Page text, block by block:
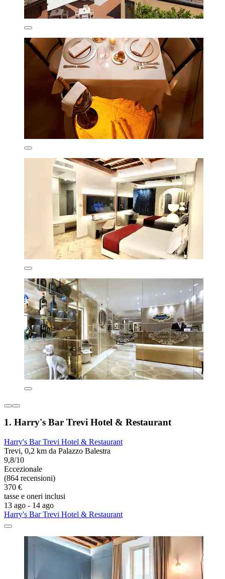
1. Harry's Bar Trevi Hotel & Restaurant
Harry's Bar Trevi Hotel & Restaurant
Trevi, 0,2 km da Palazzo Balestra
9,8/10
Eccezionale
(864 recensioni)
370 €
tasse e oneri inclusi
13 ago - 14 ago
Harry's Bar Trevi Hotel & Restaurant